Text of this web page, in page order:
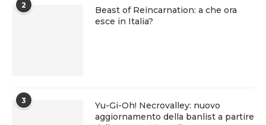
2
Beast of Reincarnation: a che ora
esce in Italia?
3
Yu-Gi-Oh! Necrovalley: nuovo
aggiornamento della banlist a partire